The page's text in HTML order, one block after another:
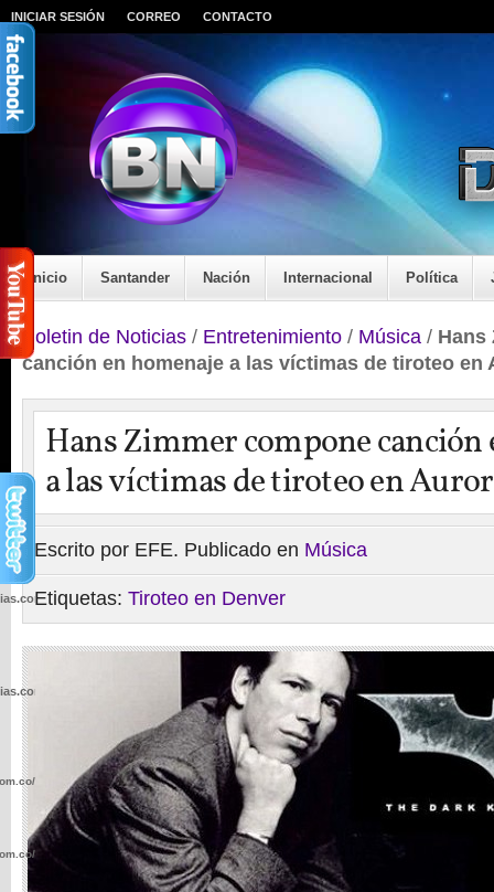
INICIAR SESIÓN CORREO CONTACTO
Inicio Santander Nación Internacional Política
Boletin de Noticias / Entretenimiento / Música / Hans
canción en homenaje a las víctimas de tiroteo en
Hans Zimmer compone canción
a las víctimas de tiroteo en
Escrito por EFE. Publicado en Música
Etiquetas: Tiroteo en Denver
wp-
wp-
wp-
wp-